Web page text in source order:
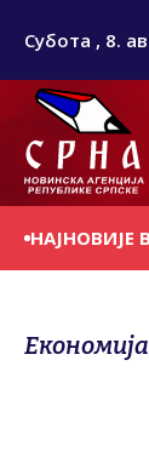
Субота , 8.
НАЈНОВИЈЕ
У ЗНАКУ
Економија